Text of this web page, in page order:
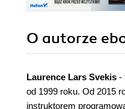
O autorze
Laurence Lars Svekis -
od 1999 roku. Od 2015
instruktorem